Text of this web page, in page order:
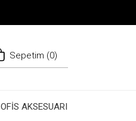
Sepetim (0)
OFİS AKSESUARI